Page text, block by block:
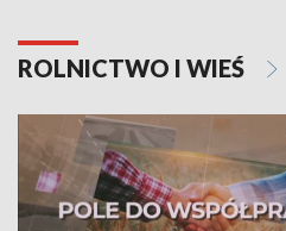
ROLNICTWO I WIEŚ